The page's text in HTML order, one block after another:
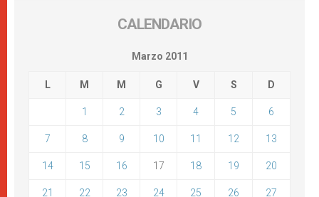
CALENDARIO
Marzo 2011
L M M G V S D
1 2 3 4 5 6
7 8 9 10 11 12 13
14 15 16 17 18 19 20
21 22 23 24 25 26 27